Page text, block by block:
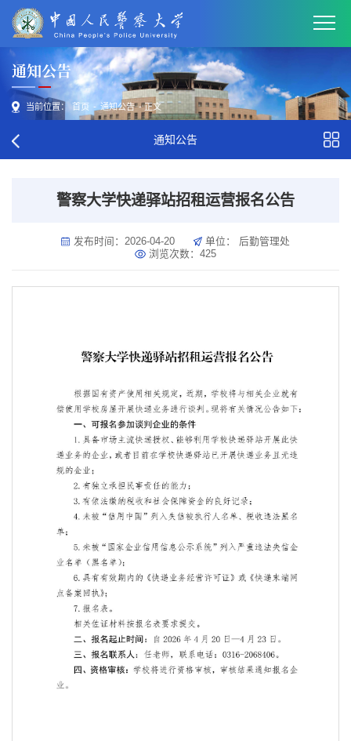
通知公告
当前位置： 首页 - 通知公告 - 正文
通知公告
警察大学快递驿站招租运营报名公告
发布时间：2026-04-20
单位： 后勤管理处
浏览次数：425